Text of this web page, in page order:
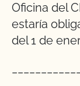
Oficina del
estaría
del 1 de